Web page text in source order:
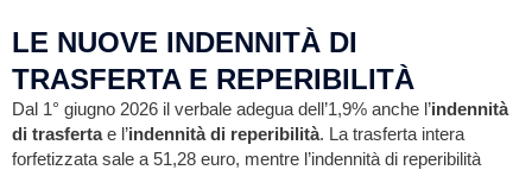
LE NUOVE INDENNITÀ DI
TRASFERTA E REPERIBILITÀ
Dal 1° giugno 2026 il verbale adegua dell’1,9% anche l’indennità
di trasfertae l’indennità di reperibilità. La trasferta intera
forfetizzata sale a 51,28 euro, mentre l’indennità di reperibilità